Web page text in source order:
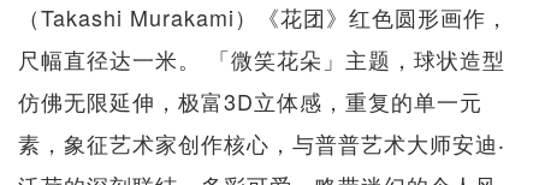
（Takashi Murakami）《花团》红色圆形画作，
尺幅直径达一米。 「微笑花朵」主题，球状造型
仿佛无限延伸，极富3D立体感，重复的单一元
素，象征艺术家创作核心，与普普艺术大师安迪‧